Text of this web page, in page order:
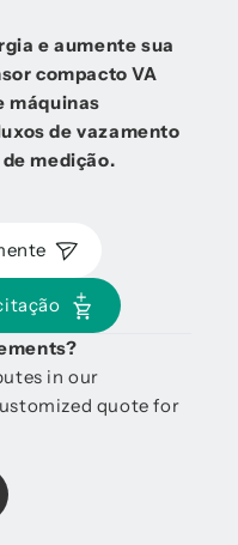
e aumente sua
compacto VA
máquinas
de vazamento
medição.
in our
quote for